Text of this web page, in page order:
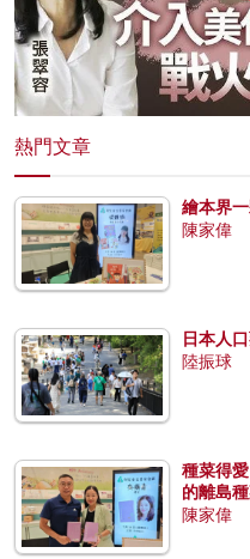
熱門文章
繪本界
陳家偉
日本人
陸振球
種菜得
的離島種
陳家偉